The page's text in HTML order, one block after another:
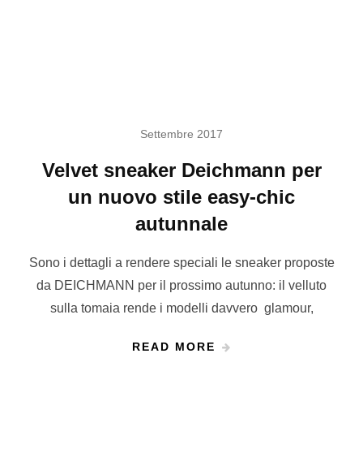
Settembre 2017
Velvet sneaker Deichmann per
un nuovo stile easy-chic
autunnale
Sono i dettagli a rendere speciali le sneaker proposte
da DEICHMANN per il prossimo autunno: il velluto
sulla tomaia rende i modelli davvero glamour,
READ MORE